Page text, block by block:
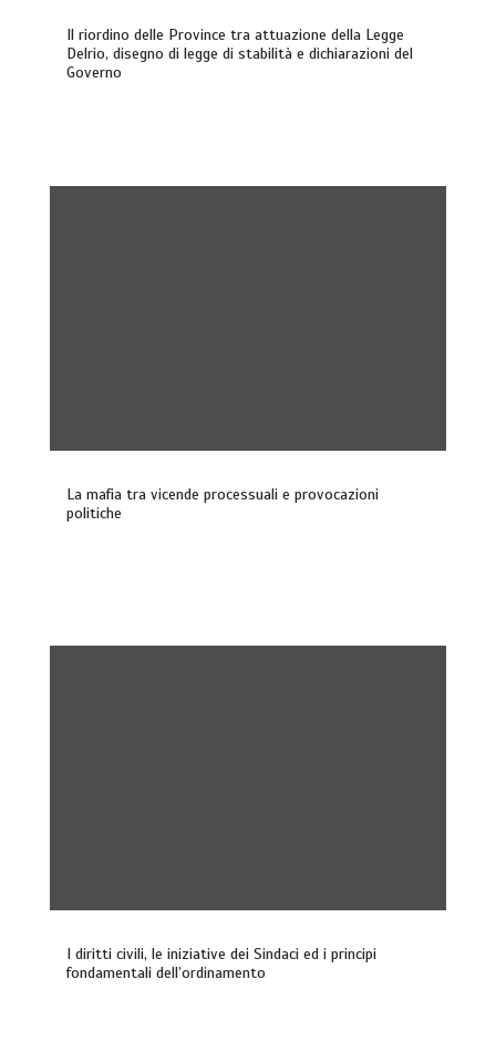
Il riordino delle Province tra attuazione della Legge
Delrio, disegno di legge di stabilità e dichiarazioni del
Governo
La mafia tra vicende processuali e provocazioni
politiche
I diritti civili, le iniziative dei Sindaci ed i principi
fondamentali dell’ordinamento